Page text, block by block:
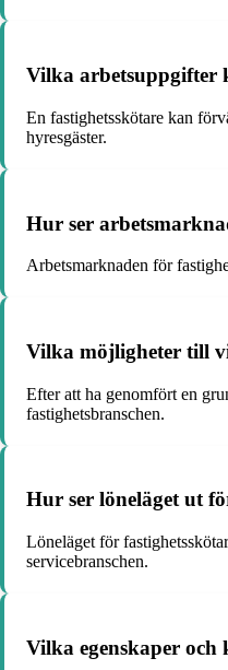
Vilka arbetsuppgifter
En fastighetsskötare kan
hyresgäster.
Hur ser
Arbetsmarknaden för
Vilka möjligheter till
Efter att ha genomfört en
fastighetsbranschen.
Hur ser löneläget ut
Löneläget för
servicebranschen.
Vilka egenskaper och